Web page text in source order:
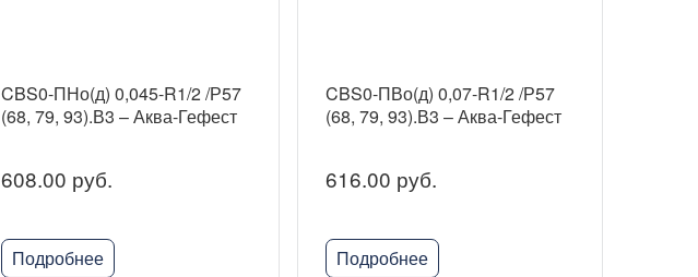
CBS0-ПНо(д) 0,045-R1/2 /Р57
(68, 79, 93).В3 – Аква-Гефест
608.00 руб.
Подробнее
CBS0-ПВо(д) 0,07-R1/2 /Р57
(68, 79, 93).В3 – Аква-Гефест
616.00 руб.
Подробнее